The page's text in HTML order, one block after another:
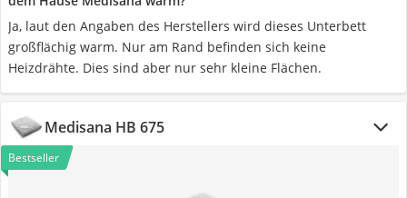
Ja, laut den Angaben des Herstellers wird dieses Unterbett
großflächig warm. Nur am Rand befinden sich keine
Heizdrähte. Dies sind aber nur sehr kleine Flächen.
Medisana HB 675
Bestseller